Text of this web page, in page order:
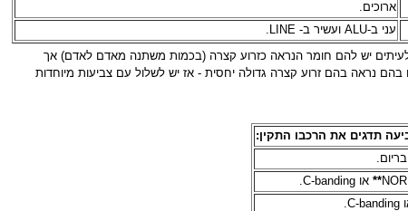
ארוכים.
עני ב-ALU ועשיר ב- LINE.
אקרוצנטרים. לעיתים יש להם חומר הנראה כזרוע קצרה (בכמות משתנה מאדם לאדם) אך
נראה בהם זרוע קצרה גדולה יחסית - אז יש לשלול עם צביעות מיוחדות
תדגים את הרכבו התקין:
**או C-banding.